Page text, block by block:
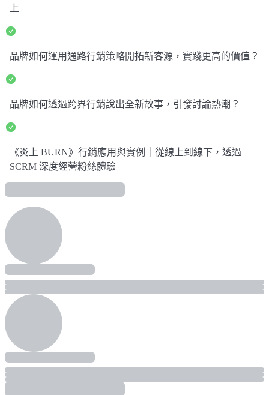
上
品牌如何運用通路行銷策略開拓新客源，實踐更高的價值？
品牌如何透過跨界行銷說出全新故事，引發討論熱潮？
《炎上 BURN》行銷應用與實例｜從線上到線下，透過
SCRM 深度經營粉絲體驗